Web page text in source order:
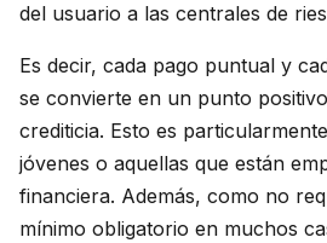
del usuario a las centrales de
Es decir, cada pago puntual y
se convierte en un punto
crediticia. Esto es
jóvenes o aquellas que están
financiera. Además, como no
mínimo obligatorio en muchos